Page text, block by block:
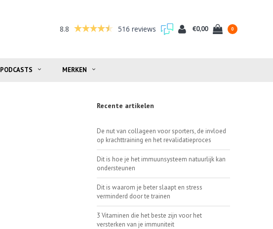
8.8 516 reviews €0,00 0
PODCASTS MERKEN
Recente artikelen
De nut van collageen voor sporters, de invloed
op krachttraining en het revalidatieproces
Dit is hoe je het immuunsysteem natuurlijk kan
ondersteunen
Dit is waarom je beter slaapt en stress
verminderd door te trainen
3 Vitaminen die het beste zijn voor het
versterken van je immuniteit